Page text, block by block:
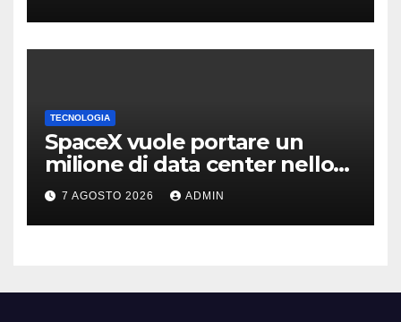
TECNOLOGIA
SpaceX vuole portare un
milione di data center nello
spazio: Nvidia sarà il cervello
7 AGOSTO 2026 ADMIN